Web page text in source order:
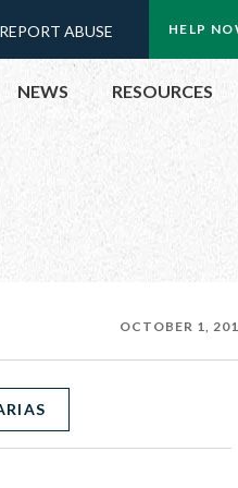
Top
HELP
REPORT ABUSE
OFFICIALS
NEWS RESOURCES
OCTOBER 1,